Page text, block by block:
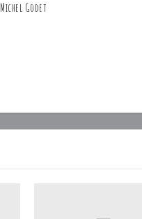
Michel Godet